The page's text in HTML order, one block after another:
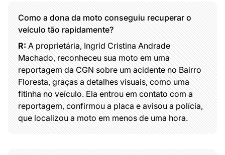
Como a dona da moto conseguiu recuperar o
veículo tão rapidamente?
R:A proprietária, Ingrid Cristina Andrade
Machado, reconheceu sua moto em uma
reportagem da CGN sobre um acidente no Bairro
Floresta, graças a detalhes visuais, como uma
fitinha no veículo. Ela entrou em contato com a
reportagem, confirmou a placa e avisou a polícia,
que localizou a moto em menos de uma hora.